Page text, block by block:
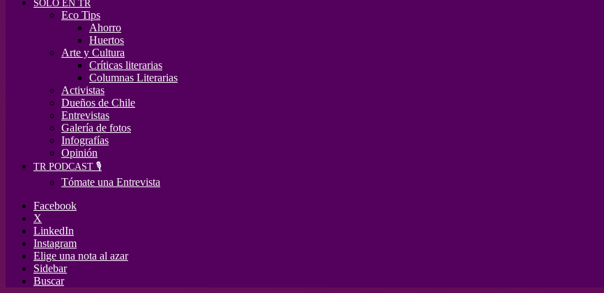
SÓLO EN TR
Eco Tips
Ahorro
Huertos
Arte y Cultura
Críticas literarias
Columnas Literarias
Activistas
Dueños de Chile
Entrevistas
Galería de fotos
Infografías
Opinión
TR PODCAST 🎙️
Tómate una Entrevista
Facebook
X
LinkedIn
Instagram
Elige una nota al azar
Sidebar
Buscar